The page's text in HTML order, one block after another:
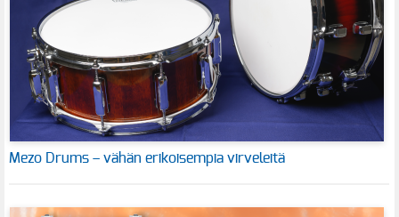
Mezo Drums – vähän erikoisempia virveleitä